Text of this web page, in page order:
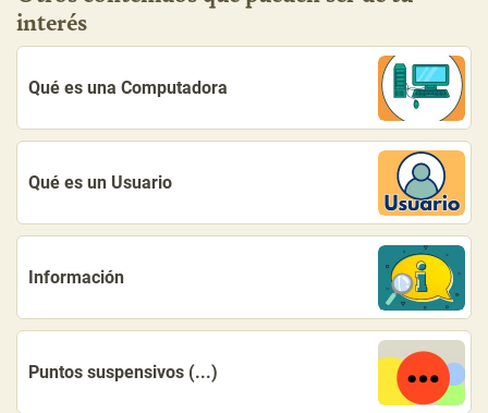
interés
Qué es una Computadora
Qué es un Usuario
Información
Puntos suspensivos (...)